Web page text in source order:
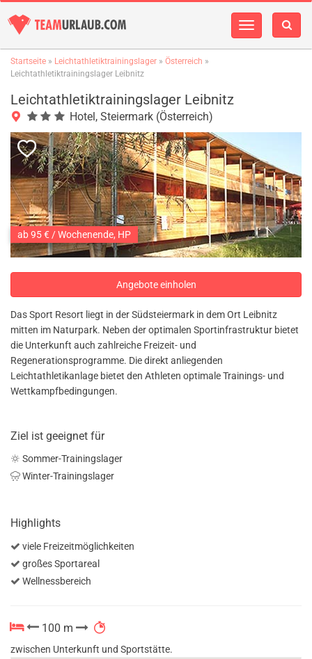
Navigation
Startseite » Leichtathletiktrainingslager » Österreich »
Leichtathletiktrainingslager Leibnitz
Leichtathletiktrainingslager Leibnitz
Hotel, Steiermark (Österreich)
ab 95 € / Wochenende, HP
Angebote einholen
Das Sport Resort liegt in der Südsteiermark in dem Ort Leibnitz
mitten im Naturpark. Neben der optimalen Sportinfrastruktur bietet
die Unterkunft auch zahlreiche Freizeit- und
Regenerationsprogramme. Die direkt anliegenden
Leichtathletikanlage bietet den Athleten optimale Trainings- und
Wettkampfbedingungen.
Ziel ist geeignet für
Sommer-Trainingslager
Winter-Trainingslager
Highlights
viele Freizeitmöglichkeiten
großes Sportareal
Wellnessbereich
100 m
zwischen Unterkunft und Sportstätte.